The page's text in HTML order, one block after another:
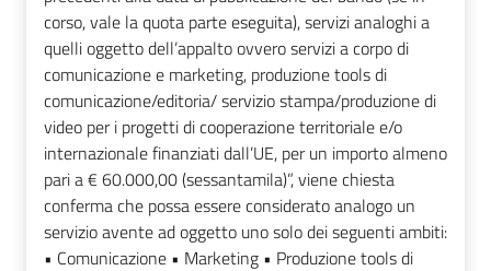
corso, vale la quota parte eseguita), servizi analoghi a
quelli oggetto dell’appalto ovvero servizi a corpo di
comunicazione e marketing, produzione tools di
comunicazione/editoria/ servizio stampa/produzione di
video per i progetti di cooperazione territoriale e/o
internazionale finanziati dall’UE, per un importo almeno
pari a € 60.000,00 (sessantamila)”, viene chiesta
conferma che possa essere considerato analogo un
servizio avente ad oggetto uno solo dei seguenti ambiti:
• Comunicazione • Marketing • Produzione tools di